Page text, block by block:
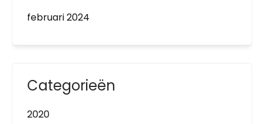
februari 2024
Categorieën
2020